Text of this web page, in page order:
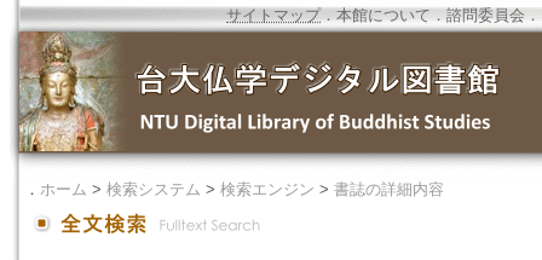
サイトマップ．本館について ． 諮問委員会 ．
． ホーム > 検索システム > 検索エンジン > 書誌の詳細内容